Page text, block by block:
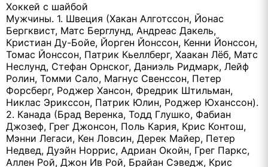
Хоккей с шайбой
Мужчины. 1. Швеция (Хакан Алготссон, Йонас
Бергквист, Матс Берглунд, Андреас Дакель,
Кристиан Ду-Бойе, Йорген Йонссон, Кенни Йонссон,
Томас Йонссон, Патрик Кьеллберг, Хаакан Лёб, Матс
Неслунд, Стефан Орнског, Даниэль Ридмарк, Лейф
Ролин, Томми Сало, Магнус Свенссон, Петер
Форсберг, Роджер Хансон, Фредрик Штильман,
Никлас Эрикссон, Патрик Юлин, Роджер Юханссон).
2. Канада (Брад Веренка, Тодд Глушко, Фабиан
Джозеф, Грег Джонсон, Поль Кария, Крис Контош,
Мэнни Легаси, Кен Ловсин, Дерек Майер, Петер
Недвед, Дуэйн Норрис, Адриан Окойн, Грег Паркс,
Аллен Рой, Джон Ив Рой, Брайан Сэведж, Крис